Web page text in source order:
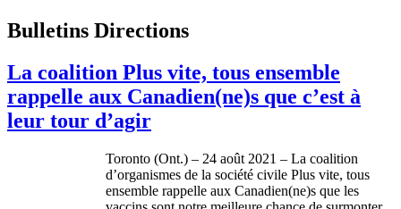
Bulletins Directions
La coalition Plus vite, tous ensemble
rappelle aux Canadien(ne)s que c’est à
leur tour d’agir
Toronto (Ont.) – 24 août 2021 – La coalition
d’organismes de la société civile Plus vite, tous
ensemble rappelle aux Canadien(ne)s que les